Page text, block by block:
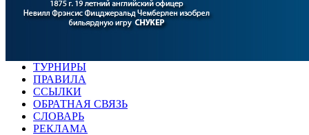
ТУРНИРЫ
ПРАВИЛА
ССЫЛКИ
ОБРАТНАЯ СВЯЗЬ
СЛОВАРЬ
РЕКЛАМА